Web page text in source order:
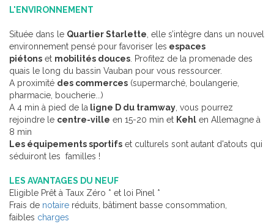
L'ENVIRONNEMENT
Située dans le Quartier Starlette, elle s’intègre dans un nouvel
environnement pensé pour favoriser les espaces
piétons et mobilités douces. Profitez de la promenade des
quais le long du bassin Vauban pour vous ressourcer.
A proximité des commerces (supermarché, boulangerie,
pharmacie, boucherie...)
A 4 min à pied de la ligne D du tramway, vous pourrez
rejoindre le centre-ville en 15-20 min et Kehl en Allemagne à
8 min
Les équipements sportifs et culturels sont autant d'atouts qui
séduiront les familles !
LES AVANTAGES DU NEUF
Eligible Prêt à Taux Zéro * et loi Pinel *
Frais de notaire réduits, bâtiment basse consommation,
faibles charges